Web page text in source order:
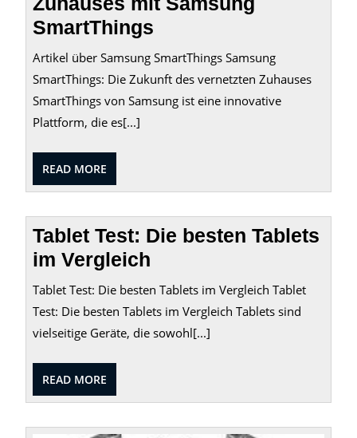
SmartThings
Artikel über Samsung SmartThings Samsung
SmartThings: Die Zukunft des vernetzten Zuhauses
SmartThings von Samsung ist eine innovative
Plattform, die es[...]
READ MORE
MORE
Tablet Test: Die besten Tablets
im Vergleich
Tablet Test: Die besten Tablets im Vergleich Tablet
Test: Die besten Tablets im Vergleich Tablets sind
vielseitige Geräte, die sowohl[...]
READ MORE
MORE